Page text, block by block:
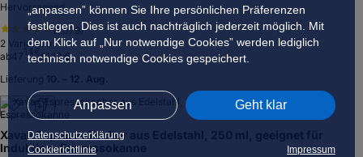
„anpassen” können Sie Ihre persönlichen Präferenzen
festlegen. Dies ist auch nachträglich jederzeit möglich. Mit
dem Klick auf „Nur notwendige Cookies” werden lediglich
technisch notwendige Cookies gespeichert.
Anpassen Geht klar
Datenschutzerklärung
Cookierichtlinie
Impressum
Hervorragend
(1.079 )
2 Varianten
ab
51,18 €
Lieferung
Xavax Espressokocher aus Edelstahl, 250 ml, geeignet für
Induktion, Espressokanne